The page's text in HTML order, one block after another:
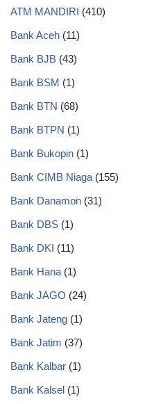
ATM MANDIRI (410)
Bank Aceh (11)
Bank BJB (43)
Bank BSM (1)
Bank BTN (68)
Bank BTPN (1)
Bank Bukopin (1)
Bank CIMB Niaga (155)
Bank Danamon (31)
Bank DBS (1)
Bank DKI (11)
Bank Hana (1)
Bank JAGO (24)
Bank Jateng (1)
Bank Jatim (37)
Bank Kalbar (1)
Bank Kalsel (1)